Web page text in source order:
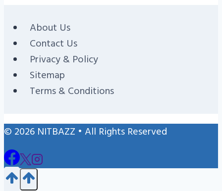
About Us
Contact Us
Privacy & Policy
Sitemap
Terms & Conditions
© 2026 NITBAZZ • All Rights Reserved